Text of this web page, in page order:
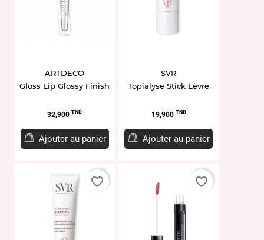
ARTDECO
Gloss Lip Glossy Finish
Prix
32,900 TND
Ajouter au panier
SVR
Topialyse Stick Lèvre
Prix
19,900 TND
Ajouter au panier
favorite_border favorite_border